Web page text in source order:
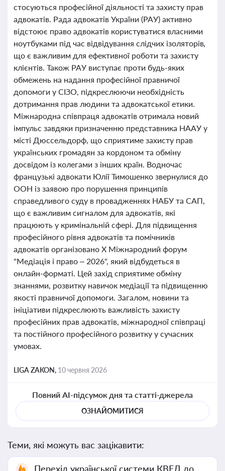
стосуються професійної діяльності та захисту прав
адвокатів. Рада адвокатів України (РАУ) активно
відстоює право адвокатів користуватися власними
ноутбуками під час відвідування слідчих ізоляторів,
що є важливим для ефективної роботи та захисту
клієнтів. Також РАУ виступає проти будь-яких
обмежень на надання професійної правничої
допомоги у СІЗО, підкреслюючи необхідність
дотримання прав людини та адвокатської етики.
Міжнародна співпраця адвокатів отримала новий
імпульс завдяки призначенню представника НААУ у
місті Дюссельдорф, що сприятиме захисту прав
українських громадян за кордоном та обміну
досвідом із колегами з інших країн. Водночас
французькі адвокати Юлії Тимошенко звернулися до
ООН із заявою про порушення принципів
справедливого суду в провадженнях НАБУ та САП,
що є важливим сигналом для адвокатів, які
працюють у кримінальній сфері. Для підвищення
професійного рівня адвокатів та помічників
адвокатів організовано Х Міжнародний форум
"Медіація і право – 2026", який відбудеться в
онлайн-форматі. Цей захід сприятиме обміну
знаннями, розвитку навичок медіації та підвищенню
якості правничої допомоги. Загалом, новини та
ініціативи підкреслюють важливість захисту
професійних прав адвокатів, міжнародної співпраці
та постійного професійного розвитку у сучасних
умовах.
LIGA ZAKON, 10 червня 2026
Повний AI-підсумок дня та статті-джерела
ОЗНАЙОМИТИСЯ
Теми, які можуть вас зацікавити:
Перехід української системи КВЕД до